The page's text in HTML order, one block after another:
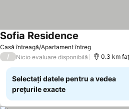
Casă întreagă/Apartament întreg
Sofia Residence
/ Nicio evaluare disponibilă 0.3 km
Selectați datele pentru a vedea
prețurile exacte